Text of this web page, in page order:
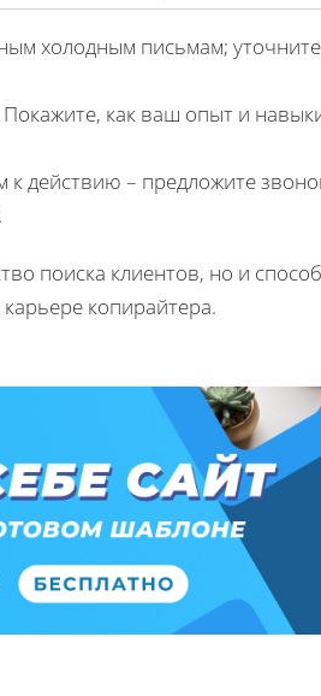
холодным письмам;
Покажите, как ваш опыт и
действию – предложите
поиска клиентов, но и
копирайтера.